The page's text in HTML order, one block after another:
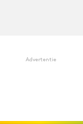
Advertentie